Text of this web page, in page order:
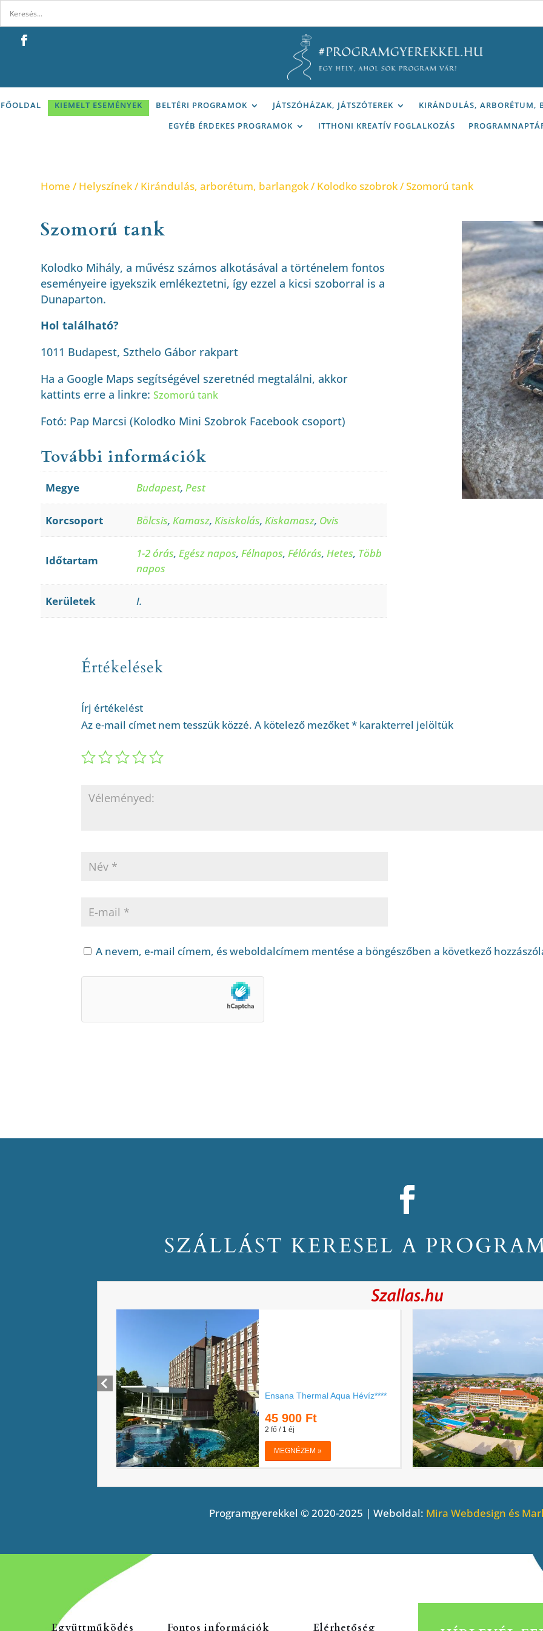
FŐOLDAL KIEMELT ESEMÉNYEK BELTÉRI PROGRAMOK JÁTSZÓHÁZAK, JÁTSZÓTEREK KIRÁNDULÁS, ARBORÉTUM,
EGYÉB ÉRDEKES PROGRAMOK
ITTHONI KREATÍV FOGLALKOZÁS
Home /Helyszínek/Kirándulás, arborétum, barlangok/Kolodko szobrok/ Szomorú tank
Szomorú tank
Kolodko Mihály, a művész számos alkotásával a történelem fontos
eseményeire igyekszik emlékeztetni, így ezzel a kicsi szoborral is a
Dunaparton.
Hol található?
1011 Budapest, Szthelo Gábor rakpart
Ha a Google Maps segítségével szeretnéd megtalálni, akkor
kattints erre a linkre:Szomorú tank
Fotó: Pap Marcsi (Kolodko Mini Szobrok Facebook csoport)
További információk
Megye Budapest,Pest
Korcsoport Bölcsis,Kamasz,Kisiskolás,Kiskamasz, Ovis
Időtartam
1-2 órás,Egész napos,Félnapos,Félórás,Hetes, Több
napos
Kerületek I.
Értékelések
Írj értékelést
Az e-mail címet nem tesszük közzé. A kötelező mezőket* karakterrel jelöltük
A nevem, e-mail címem, és weboldalcímem mentése a böngészőben a következő
SZÁLLÁST KERESEL A
Programgyerekkel © 2020-2025 | Weboldal: Mira Webdesign és
Együttműködés Fontos információk Elérhetőség